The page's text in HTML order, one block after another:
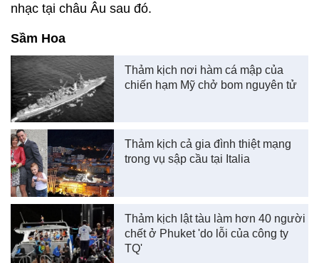
nhạc tại châu Âu sau đó.
Sầm Hoa
Thảm kịch nơi hàm cá mập của
chiến hạm Mỹ chở bom nguyên tử
Thảm kịch cả gia đình thiệt mạng
trong vụ sập cầu tại Italia
Thảm kịch lật tàu làm hơn 40 người
chết ở Phuket 'do lỗi của công ty
TQ'